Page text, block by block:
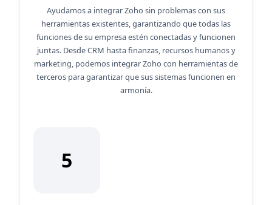
Ayudamos a integrar Zoho sin problemas con sus
herramientas existentes, garantizando que todas las
funciones de su empresa estén conectadas y funcionen
juntas. Desde CRM hasta finanzas, recursos humanos y
marketing, podemos integrar Zoho con herramientas de
terceros para garantizar que sus sistemas funcionen en
armonía.
5